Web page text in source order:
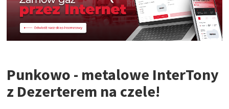
Punkowo - metalowe InterTony
z Dezerterem na czele!